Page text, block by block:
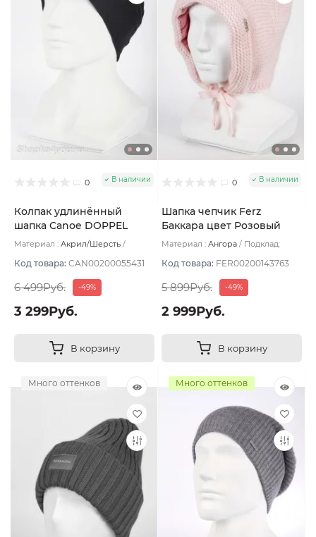
0 В наличии
Колпак удлинённый
шапка Canoe DOPPEL
цвет Синий тёмный
Материал : Акрил/Шерсть
Код товара: CAN00200055431
6 499Руб. -49%
3 299Руб.
В корзину
0 В наличии
Шапка чепчик Ferz
Баккара цвет Розовый
светлый
Материал : Ангора
Подклад:
Код товара: FER00200143763
5 899Руб. -49%
2 999Руб.
В корзину
Много оттенков Много оттенков